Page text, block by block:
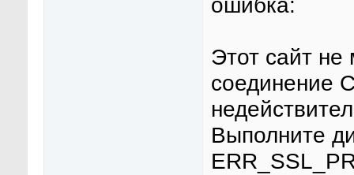
Этот сайт не
соединение
Выполните